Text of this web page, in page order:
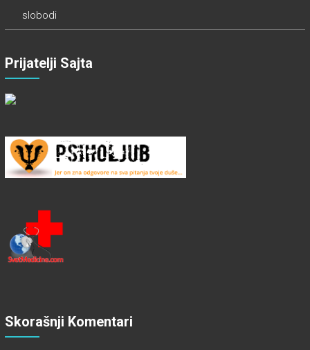
slobodi
Prijatelji Sajta
Skorašnji Komentari